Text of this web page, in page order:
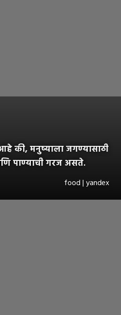
की, मनुष्याला जगण्यासाठी
पाण्याची गरज असते.
food | yandex